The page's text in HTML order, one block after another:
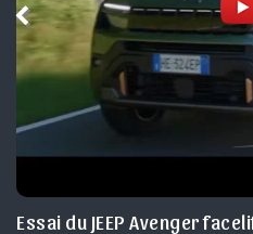
Essai du JEEP Avenger